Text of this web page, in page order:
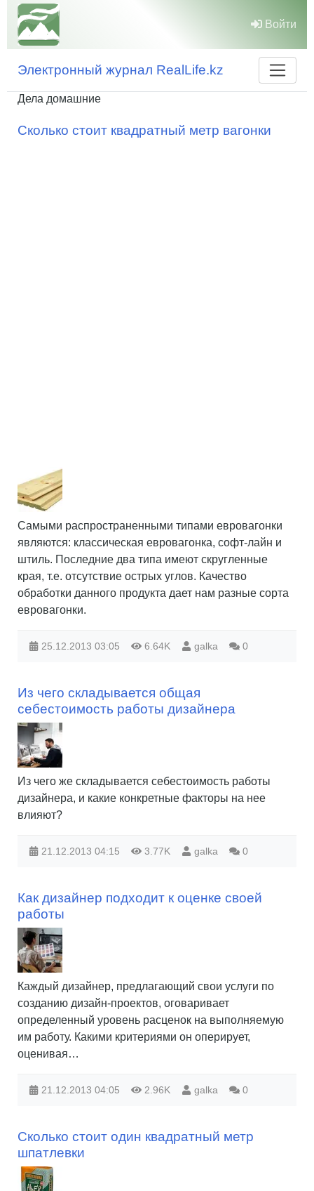
Войти
Электронный журнал RealLife.kz
Дела домашние
Сколько стоит квадратный метр вагонки
Самыми распространенными типами евровагонки
являются: классическая евровагонка, софт-лайн и
штиль. Последние два типа имеют скругленные
края, т.е. отсутствие острых углов. Качество
обработки данного продукта дает нам разные сорта
евровагонки.
25.12.2013 03:05 6.64K galka 0
Из чего складывается общая
себестоимость работы дизайнера
Из чего же складывается себестоимость работы
дизайнера, и какие конкретные факторы на нее
влияют?
21.12.2013 04:15 3.77K galka 0
Как дизайнер подходит к оценке своей
работы
Каждый дизайнер, предлагающий свои услуги по
созданию дизайн-проектов, оговаривает
определенный уровень расценок на выполняемую
им работу. Какими критериями он оперирует,
оценивая…
21.12.2013 04:05 2.96K galka 0
Сколько стоит один квадратный метр
шпатлевки